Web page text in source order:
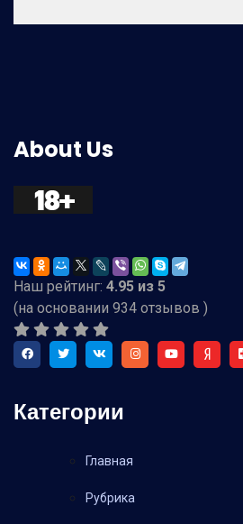
About Us
Наш рейтинг: 4.95 из 5
(на основании 934 отзывов )
Категории
Главная
Рубрика